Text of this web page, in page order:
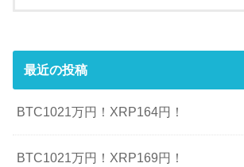
最近の投稿
BTC1021万円！XRP164円！
BTC1021万円！XRP169円！